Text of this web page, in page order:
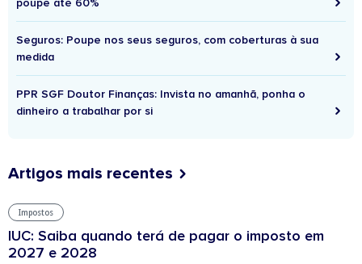
Seguros: Poupe nos seus seguros, com coberturas à sua
medida
PPR SGF Doutor Finanças: Invista no amanhã, ponha o
dinheiro a trabalhar por si
Artigos mais recentes
Impostos
IUC: Saiba quando terá de pagar o imposto em
2027 e 2028